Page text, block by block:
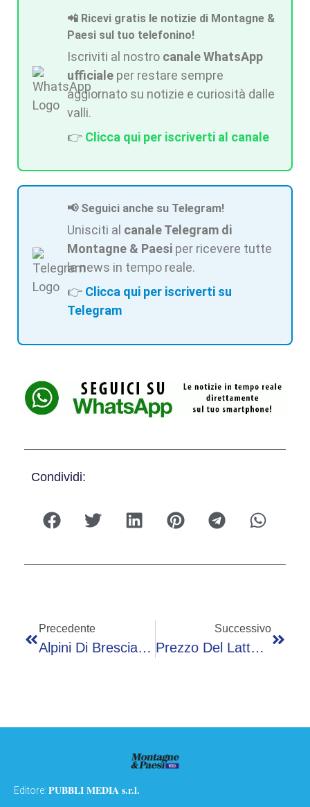
📲 Ricevi gratis le notizie di Montagne &
Paesi sul tuo telefonino!
Iscriviti al nostro canale WhatsApp
ufficiale per restare sempre
aggiornato su notizie e curiosità dalle
valli.
👉 Clicca qui per iscriverti al canale
📢 Seguici anche su Telegram!
Unisciti al canale Telegram di
Montagne & Paesi per ricevere tutte
le news in tempo reale.
👉 Clicca qui per iscriverti su
Telegram
Condividi:
Precedente
Alpini Di Brescia Al Lavoro Sul Torrente Garza: Cinquanta Volontari Impegnati Nella Pulizia Dell’alveo
Successivo
Prezzo Del Latte, Accordo Raggiunto: Coldiretti, “Più Stabilità Per Gli Allevamenti Italiani Nei Prossimi Sei Mesi”
Editore: PUBBLI MEDIA s.r.l.